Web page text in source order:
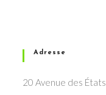
Adresse
20 Avenue des